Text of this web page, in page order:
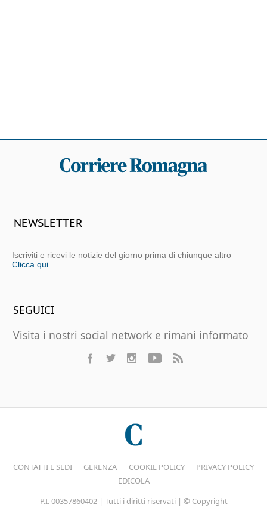
NEWSLETTER
Iscriviti e ricevi le notizie del giorno prima di chiunque altro
Clicca qui
SEGUICI
Visita i nostri social network e rimani informato
CONTATTI E SEDI GERENZA COOKIE POLICY
PRIVACY POLICY
EDICOLA
P.I. 00357860402 | Tutti i diritti riservati | © Copyright